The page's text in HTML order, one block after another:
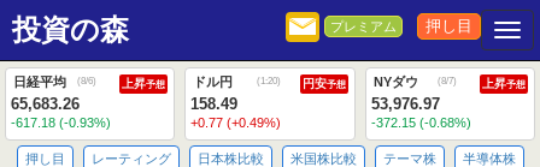
投資の森 プレミアム 押し目
日経平均 (8/6) 上昇予想
65,683.26
-617.18 (-0.93%)
ドル円 (1:20) 円安予想
158.49
+0.77 (+0.49%)
NYダウ (8/7) 上昇予想
53,976.97
-372.15 (-0.68%)
押し目 レーティング 日本株比較 米国株比較 テーマ株 半導体株